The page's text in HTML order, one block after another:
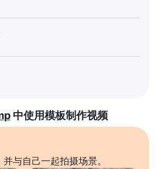
中使用模板制作视频
与自己一起拍摄场景。